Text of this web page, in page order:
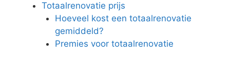
Totaalrenovatie prijs
Hoeveel kost een totaalrenovatie
gemiddeld?
Premies voor totaalrenovatie